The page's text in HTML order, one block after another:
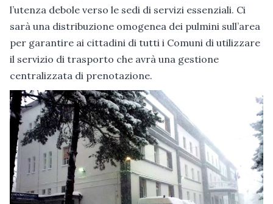
l’utenza debole verso le sedi di servizi essenziali. Ci
sarà una distribuzione omogenea dei pulmini sull’area
per garantire ai cittadini di tutti i Comuni di utilizzare
il servizio di trasporto che avrà una gestione
centralizzata di prenotazione.